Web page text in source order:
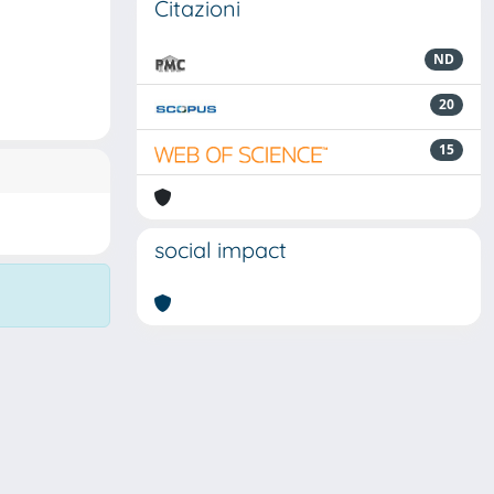
Citazioni
ND
20
15
social impact